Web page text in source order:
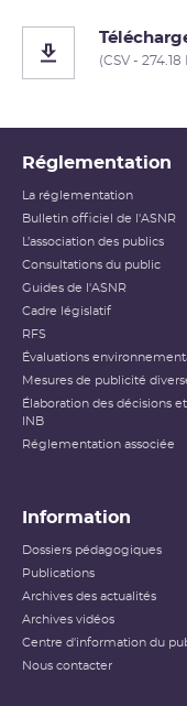
(CSV - 274.18
Réglementation
La réglementation
Bulletin officiel de l'ASNR
L’association des publics
Consultations du public
Guides de l'ASNR
Cadre législatif
RFS
Évaluations
Mesures de publicité
Élaboration des décisions
INB
Réglementation associée
Information
Dossiers pédagogiques
Publications
Archives des actualités
Archives vidéos
Centre d'information du
Nous contacter